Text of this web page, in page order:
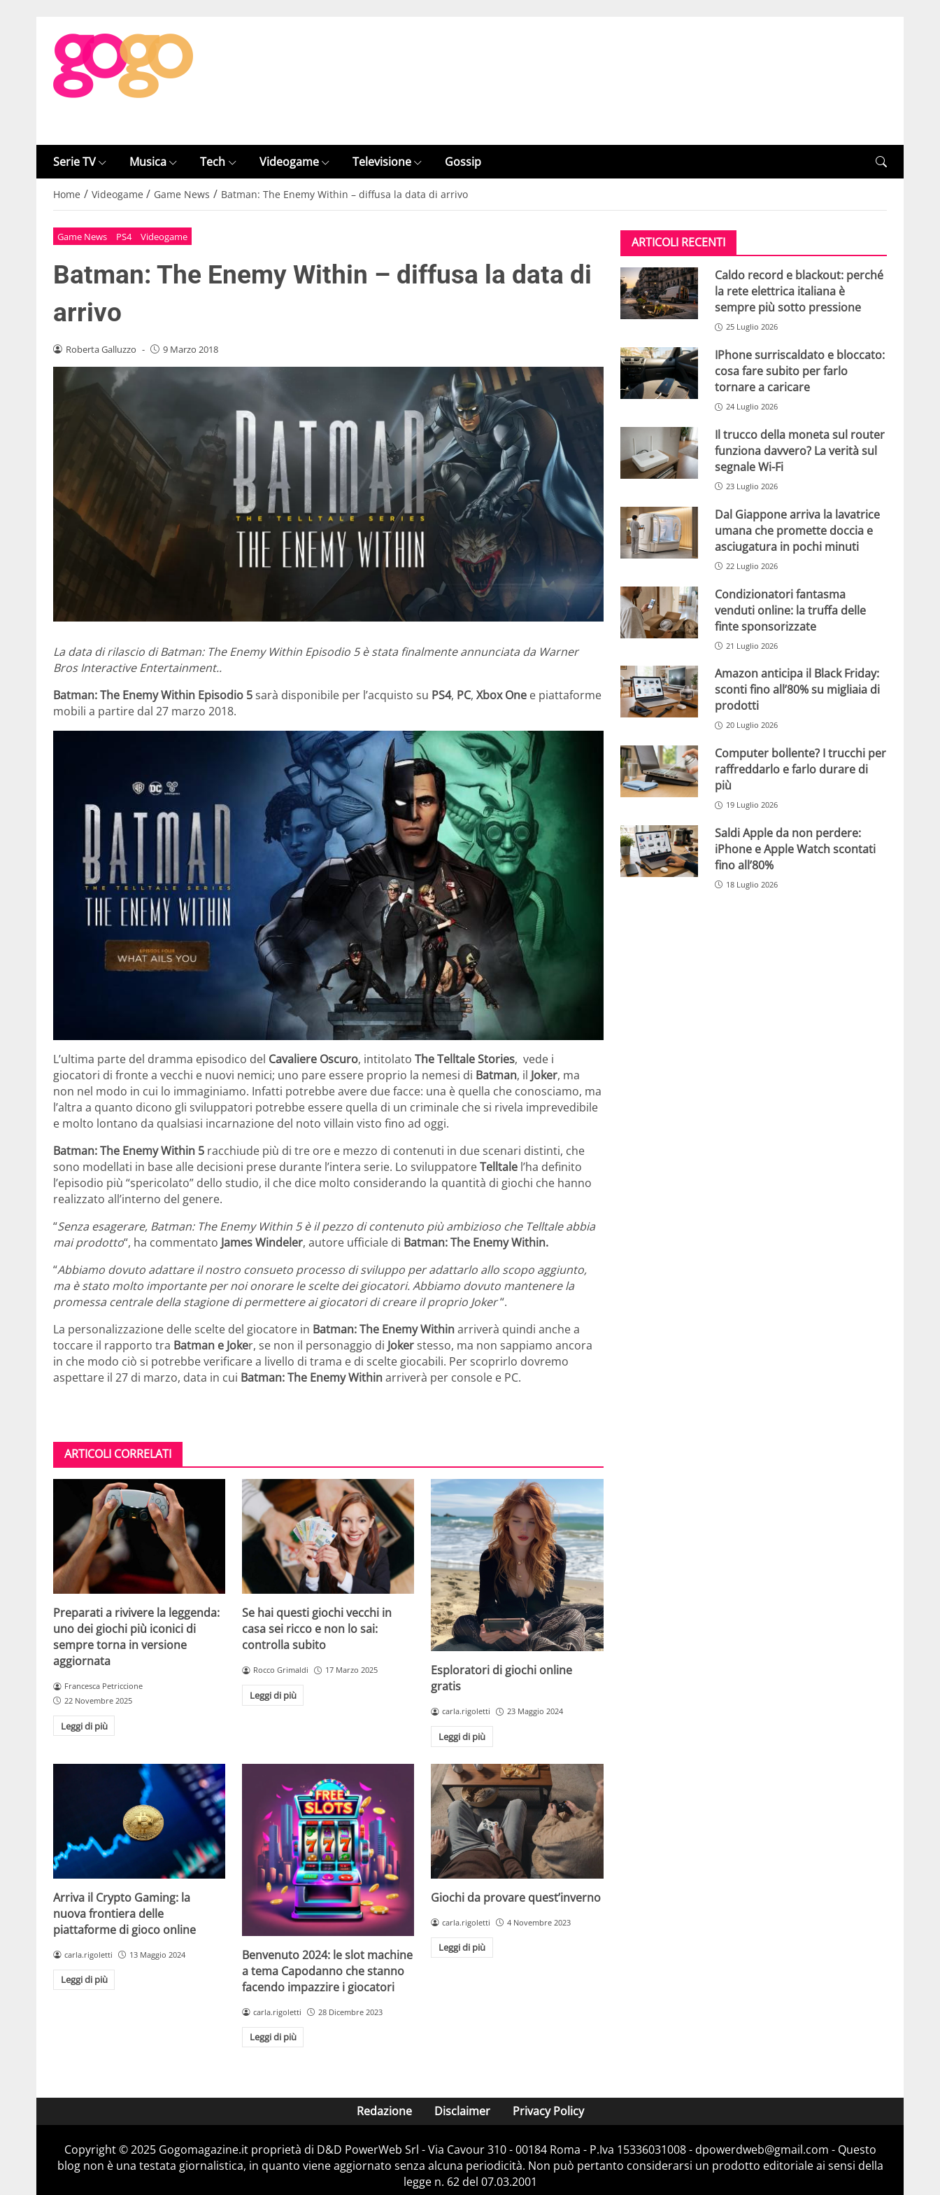
Serie TV Musica Tech Videogame Televisione Gossip
Home / Videogame / Game News / Batman: The Enemy Within – diffusa la data di arrivo
Game News PS4 Videogame
Batman: The Enemy Within – diffusa la data di
arrivo
Roberta Galluzzo - 9 Marzo 2018
La data di rilascio di Batman: The Enemy Within Episodio 5 è stata finalmente annunciata da Warner
Bros Interactive Entertainment..
Batman: The Enemy Within Episodio 5sarà disponibile per l’acquisto su PS4, PC, Xbox One e piattaforme
mobili a partire dal 27 marzo 2018.
L’ultima parte del dramma episodico del Cavaliere Oscuro, intitolato The Telltale Stories, vede i
giocatori di fronte a vecchi e nuovi nemici; uno pare essere proprio la nemesi di Batman, il Joker, ma
non nel modo in cui lo immaginiamo. Infatti potrebbe avere due facce: una è quella che conosciamo, ma
l’altra a quanto dicono gli sviluppatori potrebbe essere quella di un criminale che si rivela imprevedibile
e molto lontano da qualsiasi incarnazione del noto villain visto fino ad oggi.
Batman: The Enemy Within 5 racchiude più di tre ore e mezzo di contenuti in due scenari distinti, che
sono modellati in base alle decisioni prese durante l’intera serie. Lo sviluppatoreTelltale l’ha definito
l’episodio più “spericolato” dello studio, il che dice molto considerando la quantità di giochi che hanno
realizzato all’interno del genere.
“Senza esagerare, Batman: The Enemy Within 5 è il pezzo di contenuto più ambizioso che Telltale abbia
mai prodotto“, ha commentato James Windeler, autore ufficiale di Batman: The Enemy Within.
“Abbiamo dovuto adattare il nostro consueto processo di sviluppo per adattarlo allo scopo aggiunto,
ma è stato molto importante per noi onorare le scelte dei giocatori. Abbiamo dovuto mantenere la
promessa centrale della stagione di permettere ai giocatori di creare il proprio Joker“.
La personalizzazione delle scelte del giocatore in Batman: The Enemy Withinarriverà quindi anche a
toccare il rapporto tra Batman e Joker, se non il personaggio di Jokerstesso, ma non sappiamo ancora
in che modo ciò si potrebbe verificare a livello di trama e di scelte giocabili. Per scoprirlo dovremo
aspettare il 27 di marzo, data in cui Batman: The Enemy Withinarriverà per console e PC.
ARTICOLI CORRELATI
Preparati a rivivere la leggenda:
uno dei giochi più iconici di
sempre torna in versione
aggiornata
Francesca Petriccione
22 Novembre 2025
Leggi di più
Se hai questi giochi vecchi in
casa sei ricco e non lo sai:
controlla subito
Rocco Grimaldi 17 Marzo 2025
Leggi di più
Esploratori di giochi online
gratis
carla.rigoletti 23 Maggio 2024
Leggi di più
Arriva il Crypto Gaming: la
nuova frontiera delle
piattaforme di gioco online
carla.rigoletti 13 Maggio 2024
Leggi di più
Benvenuto 2024: le slot machine
a tema Capodanno che stanno
facendo impazzire i giocatori
carla.rigoletti 28 Dicembre 2023
Leggi di più
Giochi da provare quest’inverno
carla.rigoletti 4 Novembre 2023
Leggi di più
ARTICOLI RECENTI
Caldo record e blackout: perché
la rete elettrica italiana è
sempre più sotto pressione
25 Luglio 2026
IPhone surriscaldato e bloccato:
cosa fare subito per farlo
tornare a caricare
24 Luglio 2026
Il trucco della moneta sul router
funziona davvero? La verità sul
segnale Wi-Fi
23 Luglio 2026
Dal Giappone arriva la lavatrice
umana che promette doccia e
asciugatura in pochi minuti
22 Luglio 2026
Condizionatori fantasma
venduti online: la truffa delle
finte sponsorizzate
21 Luglio 2026
Amazon anticipa il Black Friday:
sconti fino all’80% su migliaia di
prodotti
20 Luglio 2026
Computer bollente? I trucchi per
raffreddarlo e farlo durare di
più
19 Luglio 2026
Saldi Apple da non perdere:
iPhone e Apple Watch scontati
fino all’80%
18 Luglio 2026
Redazione Disclaimer Privacy Policy
Copyright © 2025 Gogomagazine.it proprietà di D&D PowerWeb Srl - Via Cavour 310 - 00184 Roma - P.Iva 15336031008 - dpowerdweb@gmail.com - Questo
blog non è una testata giornalistica, in quanto viene aggiornato senza alcuna periodicità. Non può pertanto considerarsi un prodotto editoriale ai sensi della
legge n. 62 del 07.03.2001